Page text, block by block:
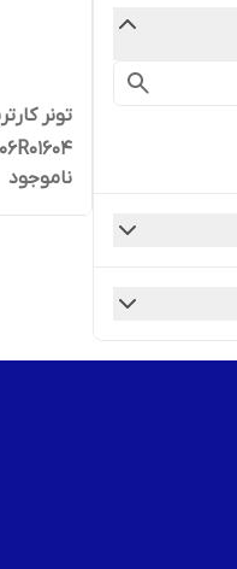
تونر
006R01604
ناموجود